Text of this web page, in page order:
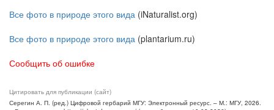
Все фото в природе этого вида (iNaturalist.org)
Все фото в природе этого вида (plantarium.ru)
Сообщить об ошибке
Цитировать для публикации (сайт)
Серегин А. П. (ред.) Цифровой гербарий МГУ: Электронный ресурс. – М.: МГУ, 2026.